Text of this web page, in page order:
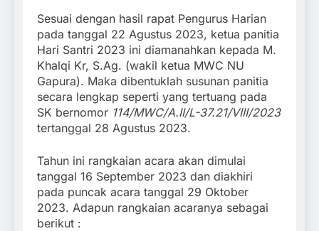
Sesuai dengan hasil rapat Pengurus Harian
pada tanggal 22 Agustus 2023, ketua panitia
Hari Santri 2023 ini diamanahkan kepada M.
Khalqi Kr, S.Ag. (wakil ketua MWC NU
Gapura). Maka dibentuklah susunan panitia
secara lengkap seperti yang tertuang pada
SK bernomor 114/MWC/A.II/L-37.21/VIII/2023
tertanggal 28 Agustus 2023.
Tahun ini rangkaian acara akan dimulai
tanggal 16 September 2023 dan diakhiri
pada puncak acara tanggal 29 Oktober
2023. Adapun rangkaian acaranya sebagai
berikut :